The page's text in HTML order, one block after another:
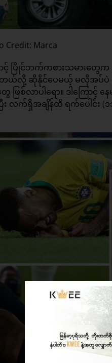
Credit: Marca
ြိုင်ဘက်ကစားသမားတွေက
ယ်လို့ ဆိုနိုင်ပေမယ့် မလိုအပ်ပဲ
ြစ်လာပါရော။ ဒါကြောင့်
လက်ရှိအချိန်ထိ ရက်ပေါင်း